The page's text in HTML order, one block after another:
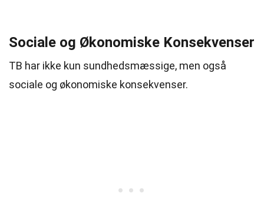
Sociale og Økonomiske Konsekvenser
TB har ikke kun sundhedsmæssige, men også
sociale og økonomiske konsekvenser.